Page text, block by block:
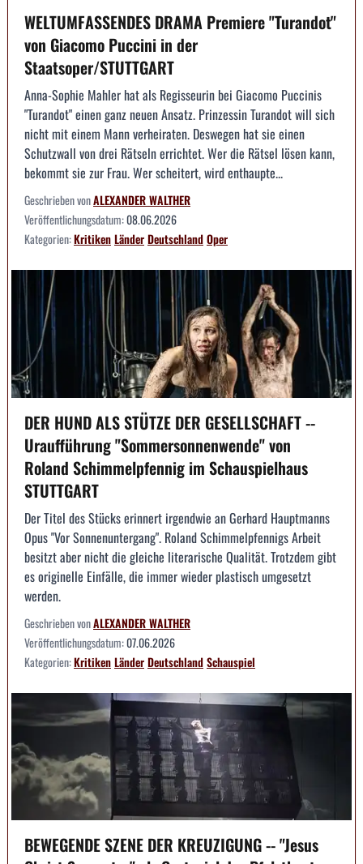
WELTUMFASSENDES DRAMA Premiere "Turandot"
von Giacomo Puccini in der
Staatsoper/STUTTGART
Anna-Sophie Mahler hat als Regisseurin bei Giacomo Puccinis
"Turandot" einen ganz neuen Ansatz. Prinzessin Turandot will sich
nicht mit einem Mann verheiraten. Deswegen hat sie einen
Schutzwall von drei Rätseln errichtet. Wer die Rätsel lösen kann,
bekommt sie zur Frau. Wer scheitert, wird enthaupte...
Geschrieben vonALEXANDER WALTHER
Veröffentlichungsdatum:08.06.2026
Kategorien:KritikenLänderDeutschlandOper
DER HUND ALS STÜTZE DER GESELLSCHAFT --
Uraufführung "Sommersonnenwende" von
Roland Schimmelpfennig im Schauspielhaus
STUTTGART
Der Titel des Stücks erinnert irgendwie an Gerhard Hauptmanns
Opus "Vor Sonnenuntergang". Roland Schimmelpfennigs Arbeit
besitzt aber nicht die gleiche literarische Qualität. Trotzdem gibt
es originelle Einfälle, die immer wieder plastisch umgesetzt
werden.
Geschrieben vonALEXANDER WALTHER
Veröffentlichungsdatum:07.06.2026
Kategorien:KritikenLänderDeutschlandSchauspiel
BEWEGENDE SZENE DER KREUZIGUNG -- "Jesus